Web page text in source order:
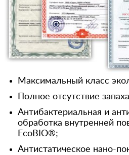
Максимальный класс
Полное отсутствие
Антибактериальная и
обработка внутренней
EcoBIO®;
Антистатическое нано-